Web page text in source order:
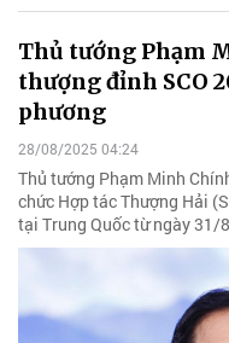
Thủ tướng Phạm
thượng đỉnh SCO
phương
28/08/2025 04:24
Thủ tướng Phạm Minh
chức Hợp tác Thượng Hải
tại Trung Quốc từ ngày 31/